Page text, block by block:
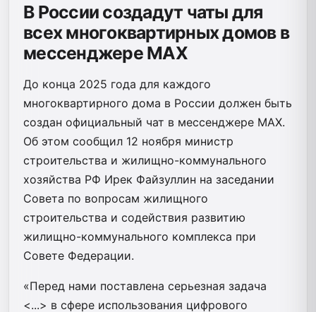
В России создадут чаты для
всех многоквартирных домов в
мессенджере MAX
До конца 2025 года для каждого
многоквартирного дома в России должен быть
создан официальный чат в мессенджере MAX.
Об этом сообщил 12 ноября министр
строительства и жилищно-коммунального
хозяйства РФ Ирек Файзуллин на заседании
Совета по вопросам жилищного
строительства и содействия развитию
жилищно-коммунального комплекса при
Совете Федерации.
«Перед нами поставлена серьезная задача
<...> в сфере использования цифрового